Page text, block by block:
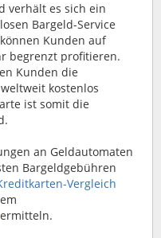
verhält es sich ein
Bargeld-Service
Kunden auf
begrenzt profitieren.
Kunden die
kostenlos
ist somit die
an Geldautomaten
Bargeldgebühren
Vergleich
ermitteln.